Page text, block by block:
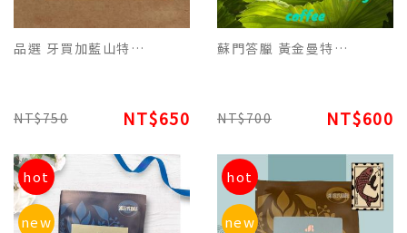
品選 牙買加藍山特調咖啡原豆(227g) 品飲酸、甘、醇香氛達到最佳的好咖啡
NT$750 NT$650
蘇門答臘 黃金曼特寧焦糖特調濾掛(每包12g)平裝版，每10包為一盒
NT$700 NT$600
hot
new
hot
new